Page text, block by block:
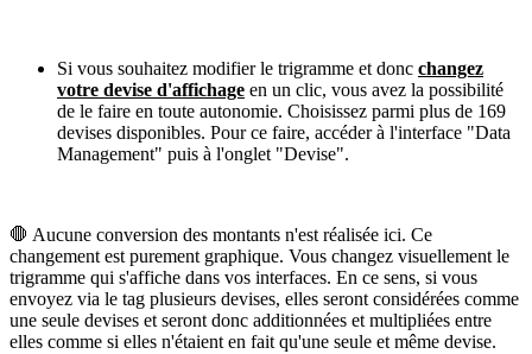
Si vous souhaitez modifier le trigramme et donc changez
votre devise d'affichage en un clic, vous avez la possibilité
de le faire en toute autonomie. Choisissez parmi plus de 169
devises disponibles. Pour ce faire, accéder à l'interface "Data
Management" puis à l'onglet "Devise".
🛑 Aucune conversion des montants n'est réalisée ici. Ce
changement est purement graphique. Vous changez visuellement le
trigramme qui s'affiche dans vos interfaces. En ce sens, si vous
envoyez via le tag plusieurs devises, elles seront considérées comme
une seule devises et seront donc additionnées et multipliées entre
elles comme si elles n'étaient en fait qu'une seule et même devise.